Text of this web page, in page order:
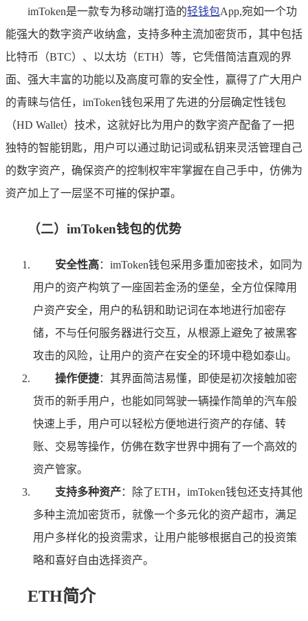
imToken是一款专为移动端打造的轻钱包App,宛如一个功
能强大的数字资产收纳盒，支持多种主流加密货币，其中包括
比特币（BTC）、以太坊（ETH）等，它凭借简洁直观的界
面、强大丰富的功能以及高度可靠的安全性，赢得了广大用户
的青睐与信任，imToken钱包采用了先进的分层确定性钱包
（HD Wallet）技术，这就好比为用户的数字资产配备了一把
独特的智能钥匙，用户可以通过助记词或私钥来灵活管理自己
的数字资产，确保资产的控制权牢牢掌握在自己手中，仿佛为
资产加上了一层坚不可摧的保护罩。
（二）imToken钱包的优势
安全性高：imToken钱包采用多重加密技术，如同为
用户的资产构筑了一座固若金汤的堡垒，全方位保障用
户资产安全，用户的私钥和助记词在本地进行加密存
储，不与任何服务器进行交互，从根源上避免了被黑客
攻击的风险，让用户的资产在安全的环境中稳如泰山。
操作便捷：其界面简洁易懂，即使是初次接触加密
货币的新手用户，也能如同驾驶一辆操作简单的汽车般
快速上手，用户可以轻松方便地进行资产的存储、转
账、交易等操作，仿佛在数字世界中拥有了一个高效的
资产管家。
支持多种资产：除了ETH，imToken钱包还支持其他
多种主流加密货币，就像一个多元化的资产超市，满足
用户多样化的投资需求，让用户能够根据自己的投资策
略和喜好自由选择资产。
ETH简介